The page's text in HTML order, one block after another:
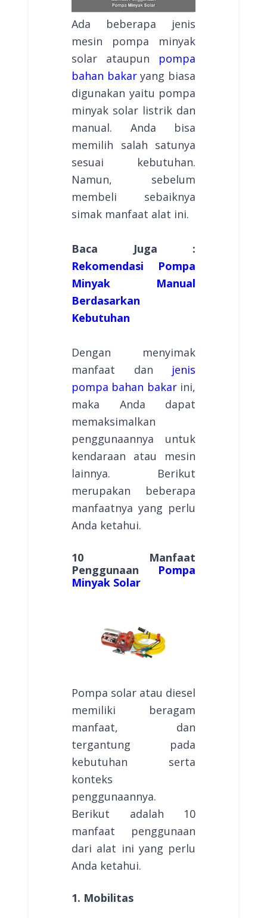
Ada beberapa jenis
mesin pompa minyak
solar ataupun pompa
bahan bakaryang biasa
digunakan yaitu pompa
minyak solar listrik dan
manual. Anda bisa
memilih salah satunya
sesuai kebutuhan.
Namun, sebelum
membeli sebaiknya
simak manfaat alat ini.
Baca Juga :
Rekomendasi Pompa
Minyak Manual
Berdasarkan
Kebutuhan
Dengan menyimak
manfaat dan jenis
pompa bahan bakarini,
maka Anda dapat
memaksimalkan
penggunaannya untuk
kendaraan atau mesin
lainnya. Berikut
merupakan beberapa
manfaatnya yang perlu
Anda ketahui.
10 Manfaat
Penggunaan Pompa
Minyak Solar
Pompa solar atau diesel
memiliki beragam
manfaat, dan
tergantung pada
kebutuhan serta
konteks
penggunaannya.
Berikut adalah 10
manfaat penggunaan
dari alat ini yang perlu
Anda ketahui.
1. Mobilitas